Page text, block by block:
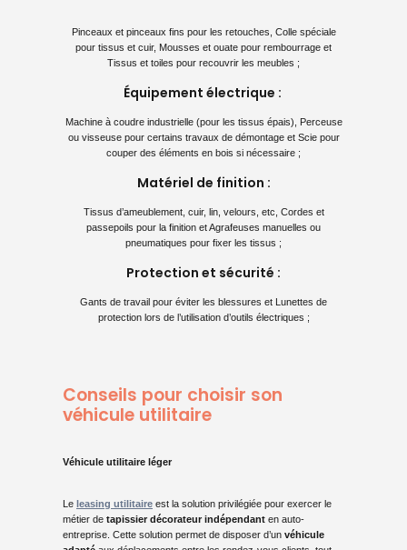
Pinceaux et pinceaux fins pour les retouches, Colle spéciale
pour tissus et cuir, Mousses et ouate pour rembourrage et
Tissus et toiles pour recouvrir les meubles ;
Équipement électrique :
Machine à coudre industrielle (pour les tissus épais), Perceuse
ou visseuse pour certains travaux de démontage et Scie pour
couper des éléments en bois si nécessaire ;
Matériel de finition :
Tissus d’ameublement, cuir, lin, velours, etc, Cordes et
passepoils pour la finition et Agrafeuses manuelles ou
pneumatiques pour fixer les tissus ;
Protection et sécurité :
Gants de travail pour éviter les blessures et Lunettes de
protection lors de l’utilisation d’outils électriques ;
Conseils pour choisir son
véhicule utilitaire
Véhicule utilitaire léger
Le leasing utilitaireest la solution privilégiée pour exercer le
métier de tapissier décorateur indépendanten auto-
entreprise. Cette solution permet de disposer d’un véhicule